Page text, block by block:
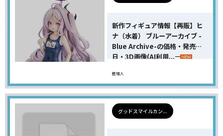
新作フィギュア情報【再販】ヒ
ナ（水着） ブルーアーカイブ -
Blue Archive-の価格・発売
日・3D画像(AI利用...
管理人
グッドスマイルカン...